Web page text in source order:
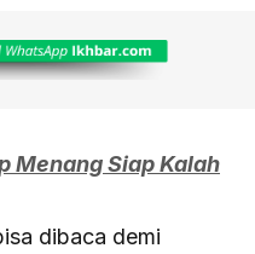
Menang Siap Kalah
dibaca demi